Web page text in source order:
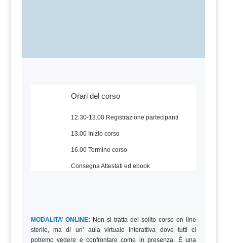
Orari del corso
12.30-13.00 Registrazione partecipanti
13.00 Inizio corso
16.00 Termine corso
Consegna Attestati ed ebook
MODALITA’ ONLINE: Non si tratta del solito corso on line
sterile, ma di un’ aula virtuale interattiva dove tutti ci
potremo vedere e confrontare come in presenza. È una